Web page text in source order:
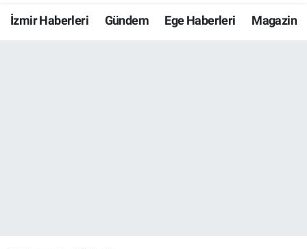
İzmir Haberleri Gündem Ege Haberleri Magazin
Resmi İlanlar